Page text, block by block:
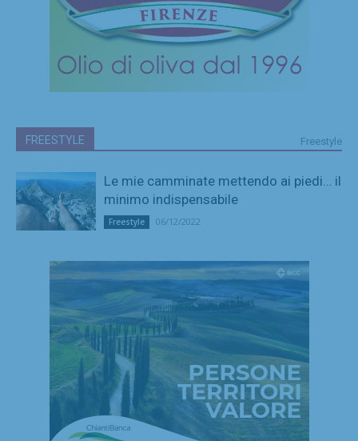
FREESTYLE Freestyle
Le mie camminate mettendo ai piedi… il
minimo indispensabile
Freestyle 06/12/2022